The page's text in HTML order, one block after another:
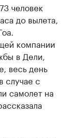
человек
до вылета,
компании
в Дели,
весь день
случае с
самолет на